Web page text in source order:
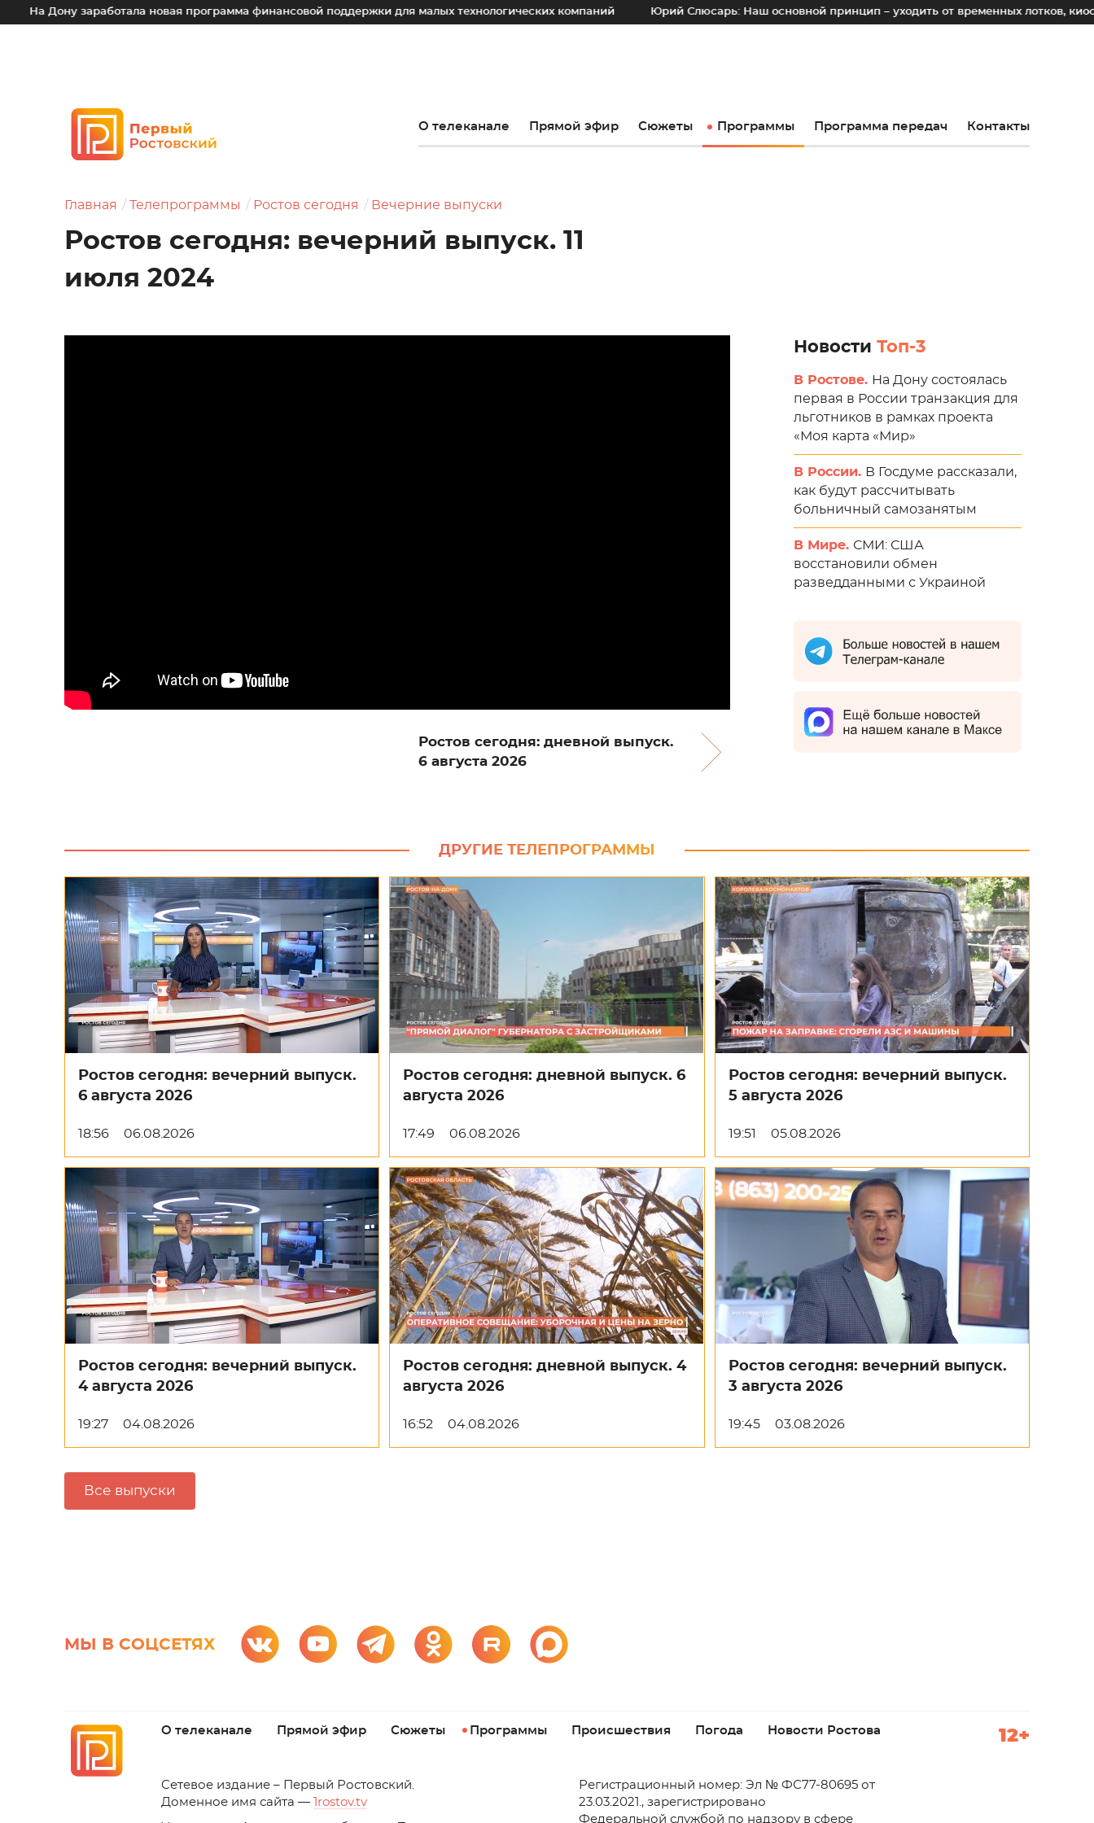
заработала новая программа финансовой поддержки для малых технологических компаний Юрий Слюсарь: Наш основной принцип – уходить от временных лотков, киосков и
О телеканале Прямой эфир Сюжеты Программы Программа передач Контакты
Главная Телепрограммы Ростов сегодня Вечерние выпуски
Ростов сегодня: вечерний выпуск. 11
июля 2024
Ростов сегодня: дневной выпуск.
6 августа 2026
Новости Топ-3
В Ростове. На Дону состоялась
первая в России транзакция для
льготников в рамках проекта
«Моя карта «Мир»
В России. В Госдуме рассказали,
как будут рассчитывать
больничный самозанятым
В Мире. СМИ: США
восстановили обмен
разведданными с Украиной
ДРУГИЕ ТЕЛЕПРОГРАММЫ
Ростов сегодня: вечерний выпуск.
6 августа 2026
18:56 06.08.2026
Ростов сегодня: дневной выпуск. 6
августа 2026
17:49 06.08.2026
Ростов сегодня: вечерний выпуск.
5 августа 2026
19:51 05.08.2026
Ростов сегодня: вечерний выпуск.
4 августа 2026
19:27 04.08.2026
Ростов сегодня: дневной выпуск. 4
августа 2026
16:52 04.08.2026
Ростов сегодня: вечерний выпуск.
3 августа 2026
19:45 03.08.2026
Все выпуски
МЫ В СОЦСЕТЯХ
О телеканале Прямой эфир Сюжеты Программы Происшествия Погода Новости Ростова 12+
Cетевое издание – Первый Ростовский.
Доменное имя сайта —
1rostov.tv
Регистрационный номер: Эл № ФС77-80695 от
23.03.2021., зарегистрировано
Федеральной службой по надзору в сфере